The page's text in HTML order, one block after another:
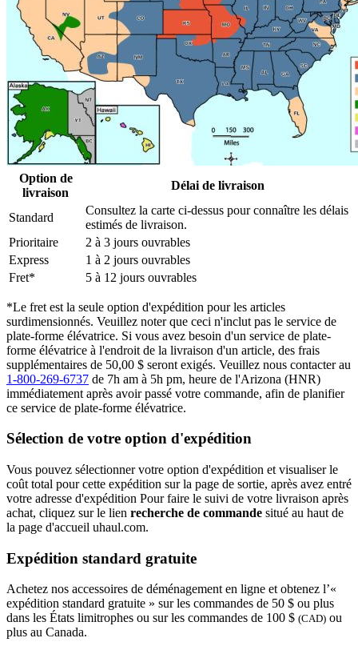
Option de
livraison
Délai de livraison
Standard
Consultez la carte ci-dessus pour connaître les délais
estimés de livraison.
Prioritaire
2 à 3 jours ouvrables
Express
1 à 2 jours ouvrables
Fret*
5 à 12 jours ouvrables
*Le fret est la seule option d'expédition pour les articles
surdimensionnés. Veuillez noter que ceci n'inclut pas le service de
plate-forme élévatrice. Si vous avez besoin d'un service de plate-
forme élévatrice à l'endroit de la livraison d'un article, des frais
supplémentaires de 50,00 $ seront exigés. Veuillez nous contacter au
1-800-269-6737 de 7h am à 5h pm, heure de l'Arizona (HNR)
immédiatement après avoir passé votre commande, afin de planifier
ce service de plate-forme élévatrice.
Sélection de votre option d'expédition
Vous pouvez sélectionner votre option d'expédition et visualiser le
coût total pour cette expédition sur la page de sortie, après avez entré
votre adresse d'expédition Pour faire le suivi de votre livraison après
achat, cliquez sur le lien recherche de commande situé au haut de
la page d'accueil uhaul.com.
Expédition standard gratuite
Achetez nos accessoires de déménagement en ligne et obtenez l’«
expédition standard gratuite » sur les commandes de 50 $ ou plus
dans les États limitrophes ou sur les commandes de 100 $ (CAD) ou
plus au Canada.